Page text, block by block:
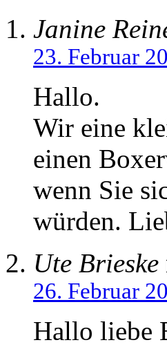
Janine
23. Februar
Hallo.
Wir eine
einen
wenn Sie
würden.
Ute Brieske
26. Februar
Hallo liebe